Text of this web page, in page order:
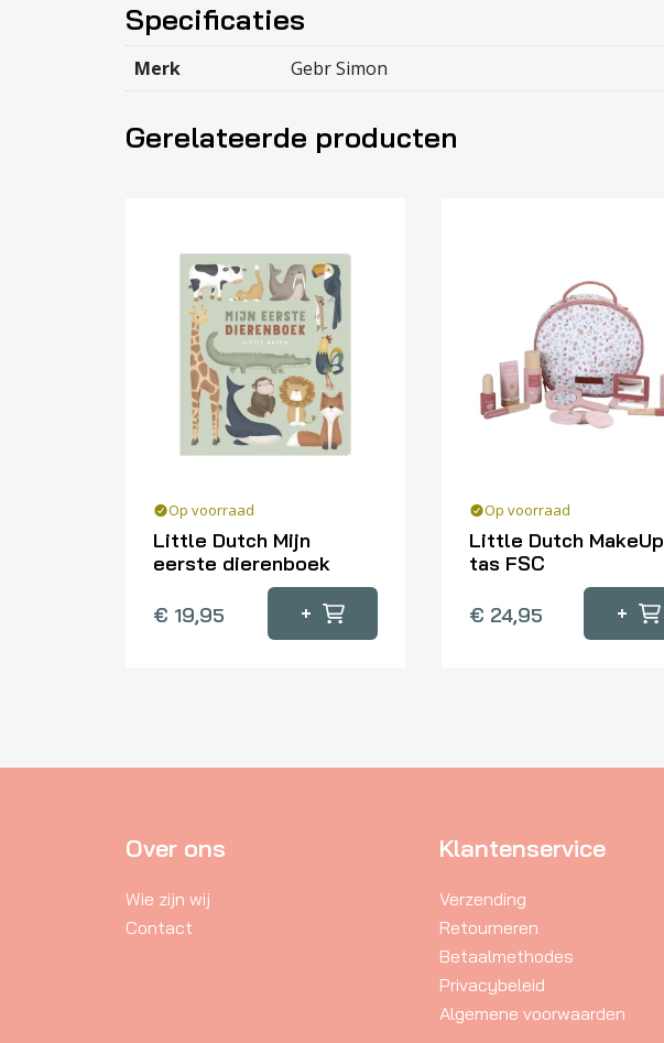
Specificaties
Merk Gebr Simon
Gerelateerde producten
Op voorraad
Little Dutch Mijn
eerste dierenboek
€ 19,95 +
Op voorraad
Little Dutch Make­Up
tas FSC
€ 24,95 +
Over ons
Wie zijn wij
Contact
Klantenservice
Verzending
Retourneren
Betaalmethodes
Privacybeleid
Algemene voorwaarden